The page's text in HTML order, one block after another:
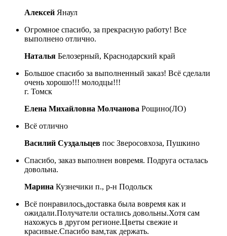
Алексей Янаул
Огромное спасибо, за прекрасную работу! Все
выполнено отлично.
Наталья Белозерный, Краснодарский край
Большое спасибо за выполненный заказ! Всё сделали
очень хорошо!!! молодцы!!!
г. Томск
Елена Михайловна Молчанова Рощино(ЛО)
Всё отлично
Василий Суздальцев пос Зверосовхоза, Пушкино
Спасибо, заказ выполнен вовремя. Подруга осталась
довольна.
Марина Кузнечики п., р-н Подольск
Всё понравилось,доставка была вовремя как и
ожидали.Получатели остались довольны.Хотя сам
нахожусь в другом регионе.Цветы свежие и
красивые.Спасибо вам,так держать.